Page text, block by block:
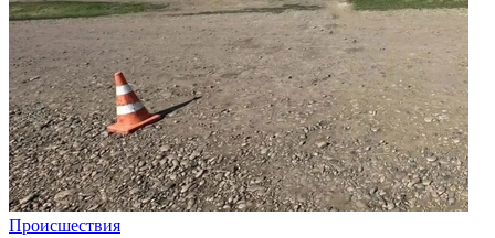
Происшествия